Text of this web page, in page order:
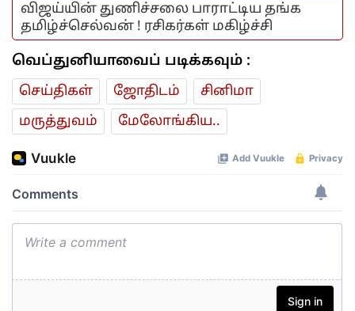
விஜய்யின் துணிச்சலை பாராட்டிய தங்க
தமிழ்ச்செல்வன் ! ரசிகர்கள் மகிழ்ச்சி
வெப்துனியாவைப் படிக்கவும் :
செய்திகள் ஜோ‌திட‌ம்
சினிமா
மரு‌த்துவ‌ம்
மேலோங்கிய..